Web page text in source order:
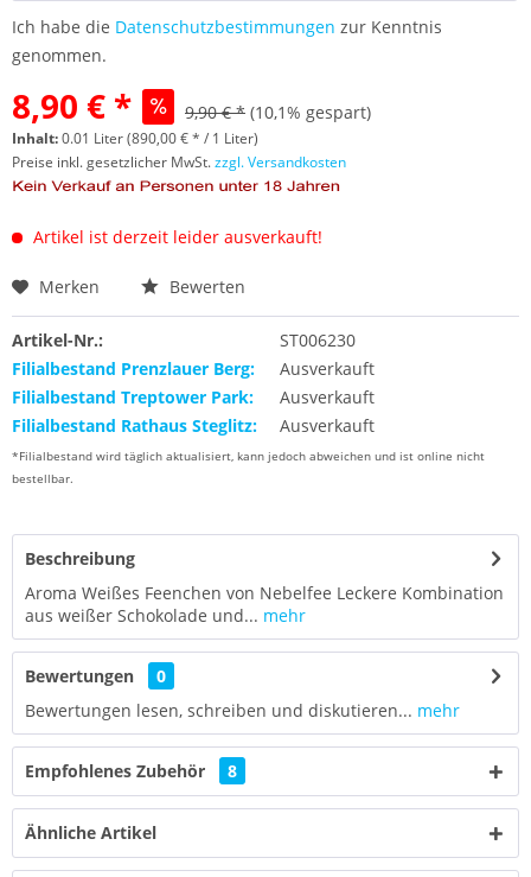
Ich habe die Datenschutzbestimmungen zur Kenntnis
genommen.
8,90 € * 9,90 € * (10,1% gespart)
Inhalt:0.01 Liter (890,00 € * / 1 Liter)
Preise inkl. gesetzlicher MwSt.zzgl. Versandkosten
Artikel ist derzeit leider ausverkauft!
Merken Bewerten
Artikel-Nr.:
ST006230
Filialbestand Prenzlauer Berg:
Ausverkauft
Filialbestand Treptower Park:
Ausverkauft
Filialbestand Rathaus Steglitz:
Ausverkauft
*Filialbestand wird täglich aktualisiert, kann jedoch abweichen und ist online nicht
bestellbar.
Beschreibung
Aroma Weißes Feenchen von Nebelfee Leckere Kombination
aus weißer Schokolade und... mehr
Bewertungen
0
Bewertungen lesen, schreiben und diskutieren... mehr
Empfohlenes Zubehör 8
Ähnliche Artikel